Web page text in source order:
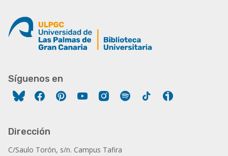
Síguenos en
FacebookPinterestYouTubeInstagram
Spotify Tiktok
Dirección
C/Saulo Torón, s/n. Campus Tafira